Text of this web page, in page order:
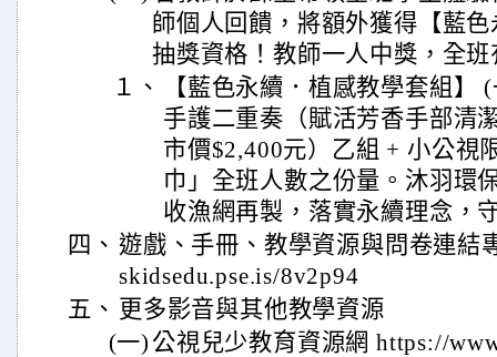
師個人回饋，將額外獲得【藍
抽獎資格！教師一人中獎，全班
１、
【藍色永續．植感教學套組】
手護二重奏（賦活芳香手部清
市價$2,400元）乙組 + 小公視
巾」全班人數之份量。沐羽環
收漁網再製，落實永續理念，
四、 遊戲、手冊、教學資源與問卷連結
skidsedu.pse.is/8v2p94
五、 更多影音與其他教學資源
(一) 公視兒少教育資源網 https://